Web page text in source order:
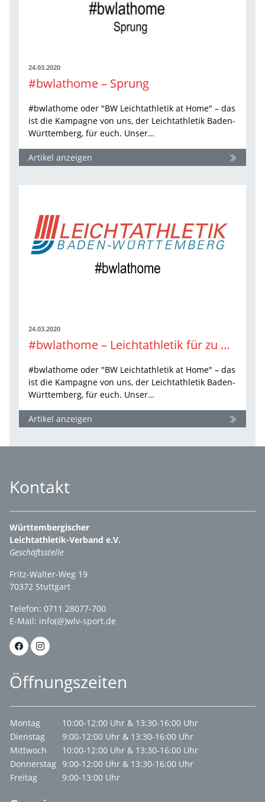
24.03.2020
#bwlathome – Sprung
#bwlathome oder "BW Leichtathletik at Home" – das
ist die Kampagne von uns, der Leichtathletik Baden-
Württemberg, für euch. Unser…
Artikel anzeigen
24.03.2020
#bwlathome – Leichtathletik für zu Hause, von uns für euch!
#bwlathome oder "BW Leichtathletik at Home" – das
ist die Kampagne von uns, der Leichtathletik Baden-
Württemberg, für euch. Unser…
Artikel anzeigen
Kontakt
Württembergischer
Leichtathletik-Verband e.V.
Geschäftsstelle
Fritz-Walter-Weg 19
70372 Stuttgart
Telefon: 0711 28077-700
E-Mail: info(@)wlv-sport.de
Öffnungszeiten
Montag
10:00-12:00 Uhr & 13:30-16:00 Uhr
Dienstag
9:00-12:00 Uhr & 13:30-16:00 Uhr
Mittwoch
10:00-12:00 Uhr & 13:30-16:00 Uhr
Donnerstag 9:00-12:00 Uhr & 13:30-16:00 Uhr
Freitag
9:00-13:00 Uhr